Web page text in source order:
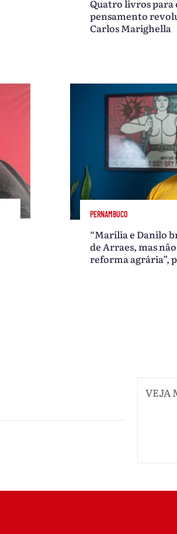
Quatro livros para
pensamento
Carlos Marighella
PERNAMBUCO
“Marília e Danilo
de Arraes, mas
reforma agrária”,
VEJA